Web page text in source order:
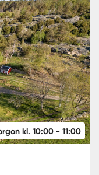
kl. 10:00 - 11:00